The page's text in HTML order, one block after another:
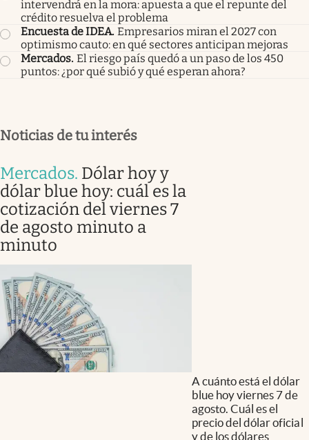
intervendrá en la mora: apuesta a que el repunte del
crédito resuelva el problema
Encuesta de IDEA. Empresarios miran el 2027 con
optimismo cauto: en qué sectores anticipan mejoras
Mercados. El riesgo país quedó a un paso de los 450
puntos: ¿por qué subió y qué esperan ahora?
Noticias de tu interés
Mercados. Dólar hoy y
dólar blue hoy: cuál es la
cotización del viernes 7
de agosto minuto a
minuto
A cuánto está el dólar
blue hoy viernes 7 de
agosto. Cuál es el
precio del dólar oficial
y de los dólares